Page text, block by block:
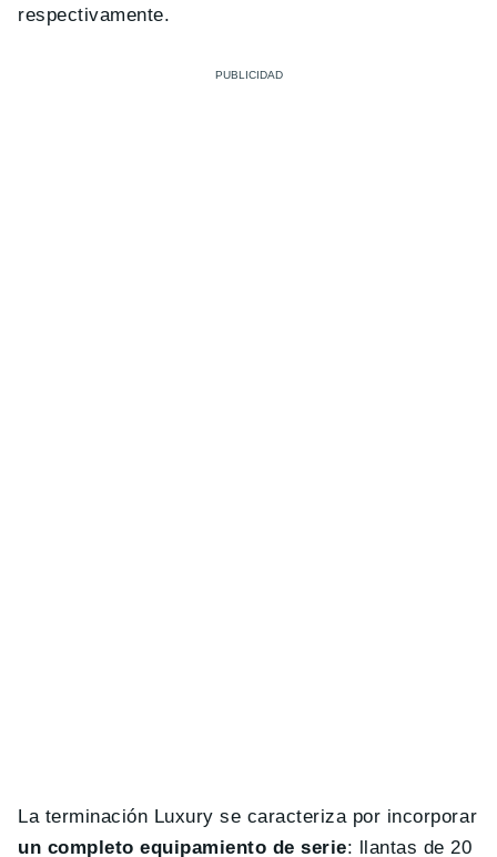
respectivamente.
La terminación Luxury se caracteriza por incorporar
un completo equipamiento de serie: llantas de 20